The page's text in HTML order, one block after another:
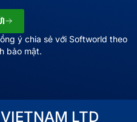
ý chia sẻ với Softworld theo
bảo mật.
LTD